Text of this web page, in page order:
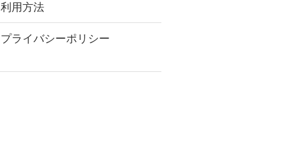
利用方法
プライバシーポリシー